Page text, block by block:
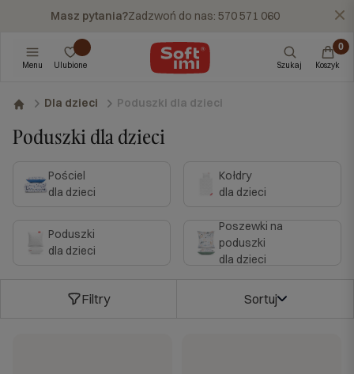
Masz pytania?Zadzwoń do nas: 570 571 060 X
Menu Ulubione Szukaj Koszyk
Dla dzieci Poduszki dla dzieci
Poduszki dla dzieci
Pościel
dla dzieci
Kołdry
dla dzieci
Poduszki
dla dzieci
Poszewki na
poduszki
dla dzieci
Sortuj
Filtry